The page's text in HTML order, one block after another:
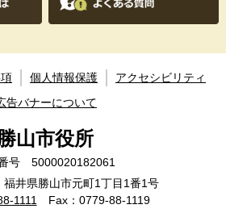
個人情報保護
アクセシビリティ
告バナーについて
山市役所
号 5000020182061
井県勝山市元町1丁目1番1号
1111
Fax：0779-88-1119